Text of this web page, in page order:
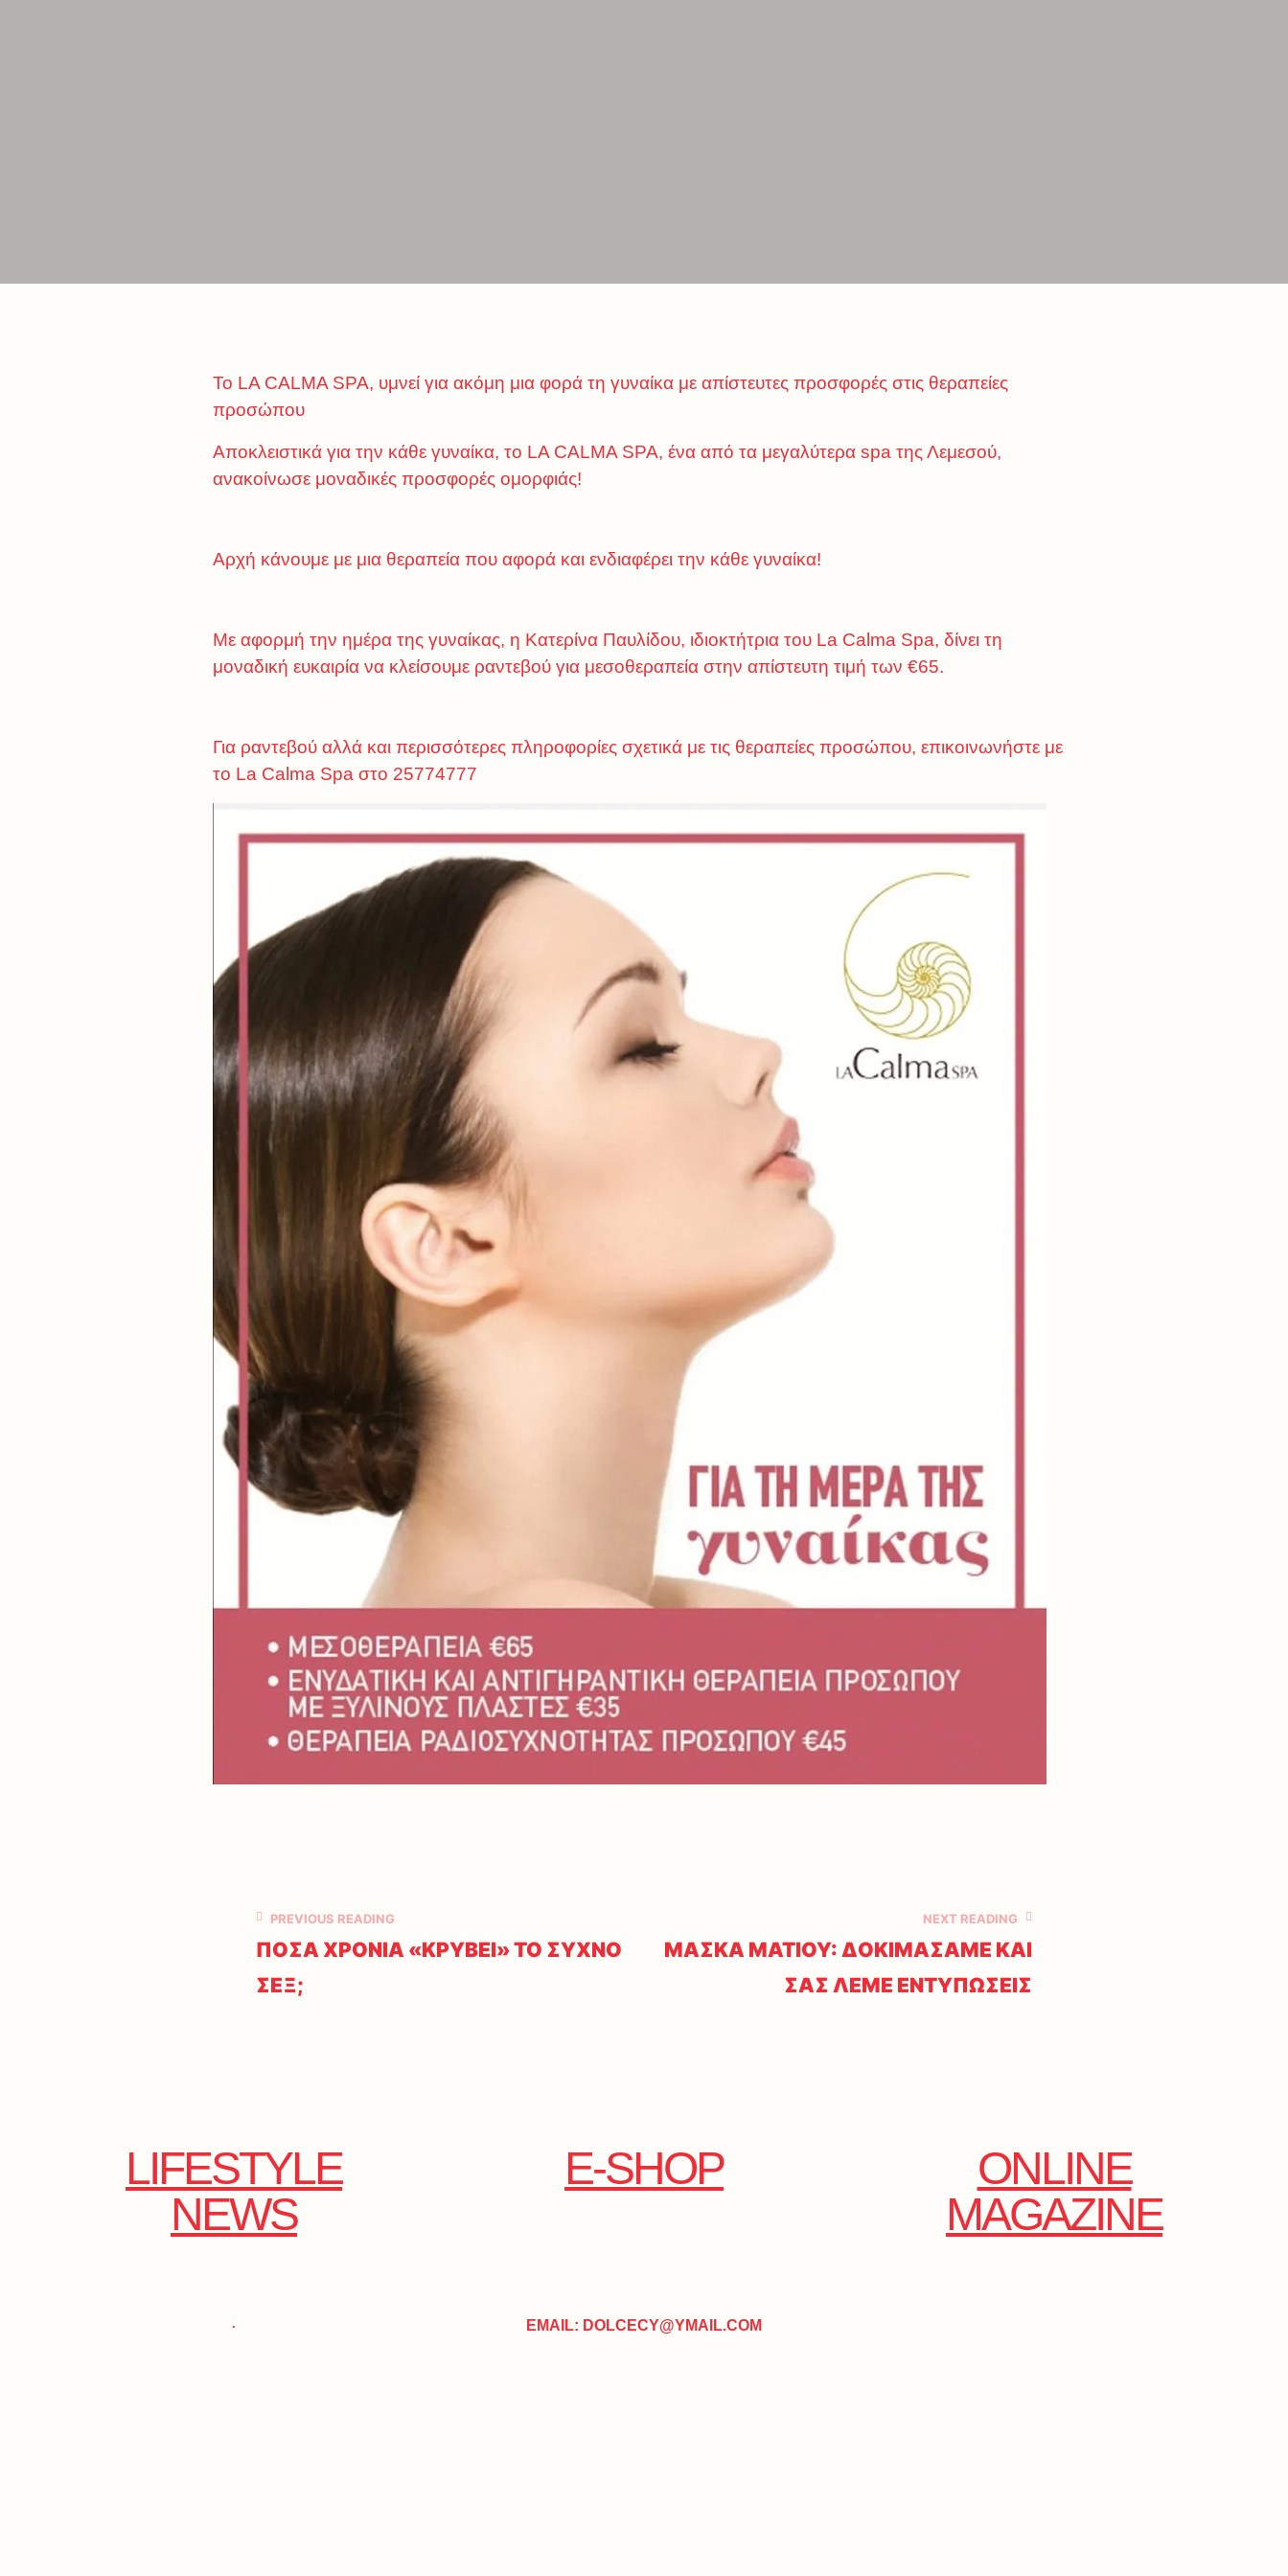
Το LA CALMA SPA, υμνεί για ακόμη μια φορά τη γυναίκα με απίστευτες προσφορές στις θεραπείες
προσώπου
Αποκλειστικά για την κάθε γυναίκα, το LA CALMA SPA, ένα από τα μεγαλύτερα spa της Λεμεσού,
ανακοίνωσε μοναδικές προσφορές ομορφιάς!
Αρχή κάνουμε με μια θεραπεία που αφορά και ενδιαφέρει την κάθε γυναίκα!
Με αφορμή την ημέρα της γυναίκας, η Κατερίνα Παυλίδου, ιδιοκτήτρια του La Calma Spa, δίνει τη
μοναδική ευκαιρία να κλείσουμε ραντεβού για μεσοθεραπεία στην απίστευτη τιμή των €65.
Για ραντεβού αλλά και περισσότερες πληροφορίες σχετικά με τις θεραπείες προσώπου, επικοινωνήστε με
το La Calma Spa στο 25774777
PREVIOUS READING
ΠΟΣΑ ΧΡΟΝΙΑ «ΚΡΥΒΕΙ» ΤΟ ΣΥΧΝΟ
ΣΕΞ;
NEXT READING
ΜΑΣΚΑ ΜΑΤΙΟΥ: ΔΟΚΙΜΑΣΑΜΕ ΚΑΙ
ΣΑΣ ΛΕΜΕ ΕΝΤΥΠΩΣΕΙΣ
LIFESTYLE
NEWS
E-SHOP
ONLINE
MAGAZINE
. EMAIL: DOLCECY@YMAIL.COM